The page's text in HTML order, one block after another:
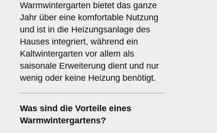
Warmwintergarten bietet das ganze
Jahr über eine komfortable Nutzung
und ist in die Heizungsanlage des
Hauses integriert, während ein
Kaltwintergarten vor allem als
saisonale Erweiterung dient und nur
wenig oder keine Heizung benötigt.
Was sind die Vorteile eines
Warmwintergartens?